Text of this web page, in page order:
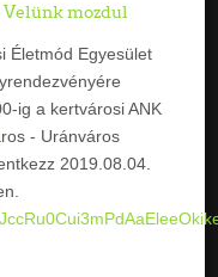
Velünk mozdul
Életmód Egyesület
ig a kertvárosi ANK
- Uránváros
2019.08.04.